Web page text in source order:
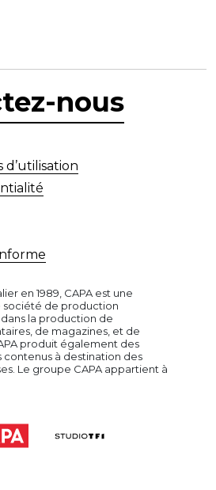
en 1989, CAPA est une
société de production
la production de
de magazines, et de
produit également des
contenus à destination des
Le groupe CAPA appartient à
d’utilisation
nous